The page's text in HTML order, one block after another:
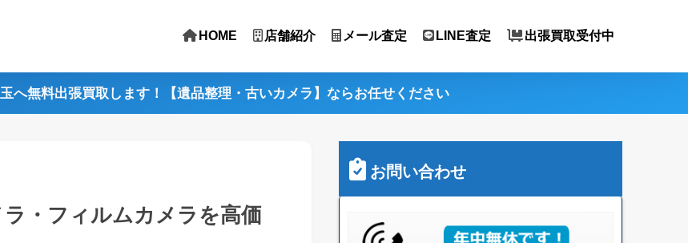
HOME 店舗紹介 メール査定 LINE査定 出張買取受付中
へ無料出張買取します！【遺品整理・古いカメラ】ならお任せください
・フィルムカメラを高価
お問い合わせ